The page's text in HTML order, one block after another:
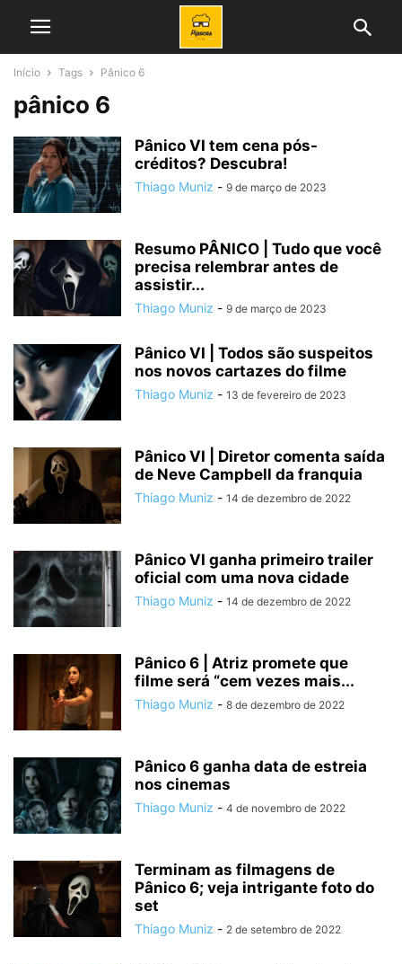
Início Tags Pânico 6
pânico 6
Pânico VI tem cena pós-
créditos? Descubra!
Thiago Muniz - 9 de março de 2023
Resumo PÂNICO | Tudo que você
precisa relembrar antes de
assistir...
Thiago Muniz - 9 de março de 2023
Pânico VI | Todos são suspeitos
nos novos cartazes do filme
Thiago Muniz - 13 de fevereiro de 2023
Pânico VI | Diretor comenta saída
de Neve Campbell da franquia
Thiago Muniz - 14 de dezembro de 2022
Pânico VI ganha primeiro trailer
oficial com uma nova cidade
Thiago Muniz - 14 de dezembro de 2022
Pânico 6 | Atriz promete que
filme será “cem vezes mais...
Thiago Muniz - 8 de dezembro de 2022
Pânico 6 ganha data de estreia
nos cinemas
Thiago Muniz - 4 de novembro de 2022
Terminam as filmagens de
Pânico 6; veja intrigante foto do
set
Thiago Muniz - 2 de setembro de 2022